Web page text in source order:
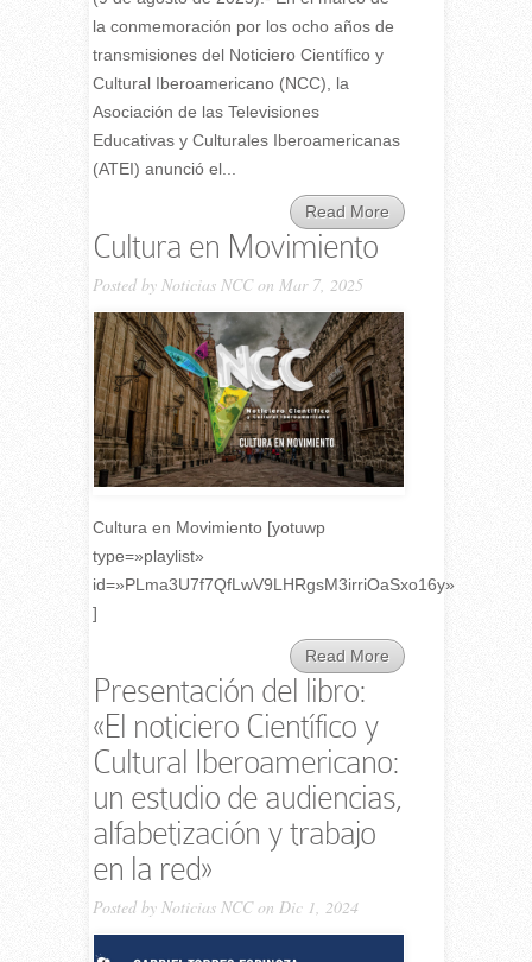
la conmemoración por los ocho años de
transmisiones del Noticiero Científico y
Cultural Iberoamericano (NCC), la
Asociación de las Televisiones
Educativas y Culturales Iberoamericanas
(ATEI) anunció el...
Read More
Cultura en Movimiento
Posted by Noticias NCCon Mar 7, 2025
Cultura en Movimiento [yotuwp
type=»playlist»
id=»PLma3U7f7QfLwV9LHRgsM3irriOaSxo16y»
]
Read More
Presentación del libro:
«El noticiero Científico y
Cultural Iberoamericano:
un estudio de audiencias,
alfabetización y trabajo
en la red»
Posted by Noticias NCCon Dic 1, 2024